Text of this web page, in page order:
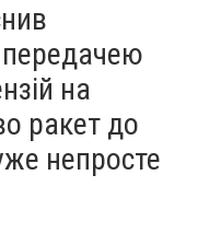
на
ракет до
непросте